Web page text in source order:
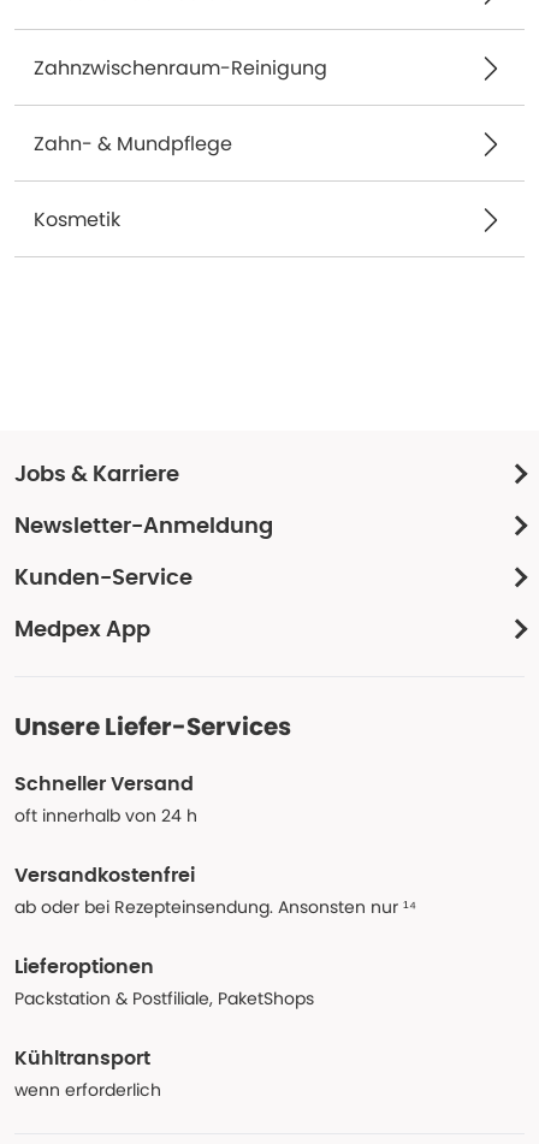
Zahnzwischenraum-Reinigung
Zahn- & Mundpflege
Kosmetik
Jobs & Karriere
Newsletter-Anmeldung
Kunden-Service
Medpex App
Unsere Liefer-Services
Schneller Versand
oft innerhalb von 24 h
Versandkostenfrei
ab oder bei Rezepteinsendung. Ansonsten nur ¹⁴
Lieferoptionen
Packstation & Postfiliale, PaketShops
Kühltransport
wenn erforderlich